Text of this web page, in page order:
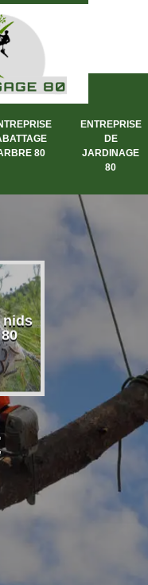
80
ENTREPRISE
DE
JARDINAGE
80
nids
et haie